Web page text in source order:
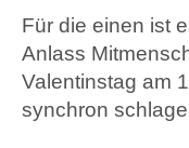
Für die einen ist
Anlass
Valentinstag am
synchron